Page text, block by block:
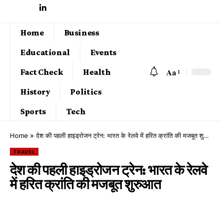
Home
Business
Educational
Events
Fact Check
Health
History
Politics
Sports
Tech
Aa
Home »देश की पहली हाइड्रोजन ट्रेन: भारत के रेलवे में हरित क्रांति की मजबूत शुरुआत
TRAVEL
देश की पहली हाइड्रोजन ट्रेन: भारत के रेलवे
में हरित क्रांति की मजबूत शुरुआत